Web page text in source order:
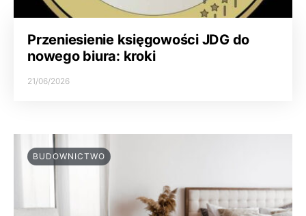
Przeniesienie księgowości JDG do
nowego biura: kroki
21/06/2026
BUDOWNICTWO